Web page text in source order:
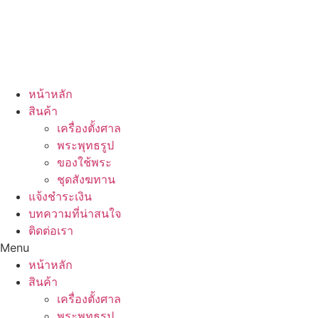
หน้าหลัก
สินค้า
เครื่องตั้งศาล
พระพุทธรูป
ของใช้พระ
ชุดสังฆทาน
แจ้งชำระเงิน
บทความที่น่าสนใจ
ติดต่อเรา
Menu
หน้าหลัก
สินค้า
เครื่องตั้งศาล